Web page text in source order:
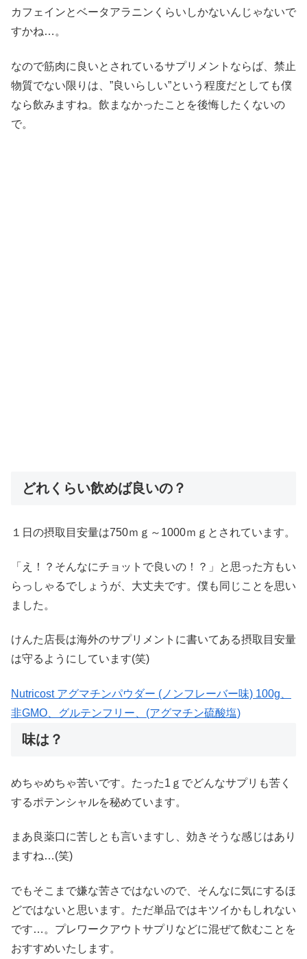
カフェインとベータアラニンくらいしかないんじゃないで
すかね…。
なので筋肉に良いとされているサプリメントならば、禁止
物質でない限りは、”良いらしい”という程度だとしても僕
なら飲みますね。飲まなかったことを後悔したくないの
で。
どれくらい飲めば良いの？
１日の摂取目安量は750ｍｇ～1000ｍｇとされています。
「え！？そんなにチョットで良いの！？」と思った方もい
らっしゃるでしょうが、大丈夫です。僕も同じことを思い
ました。
けんた店長は海外のサプリメントに書いてある摂取目安量
は守るようにしています(笑)
Nutricost アグマチンパウダー (ノンフレーバー味) 100g、
非GMO、グルテンフリー、(アグマチン硫酸塩)
味は？
めちゃめちゃ苦いです。たった1ｇでどんなサプリも苦く
するポテンシャルを秘めています。
まあ良薬口に苦しとも言いますし、効きそうな感じはあり
ますね…(笑)
でもそこまで嫌な苦さではないので、そんなに気にするほ
どではないと思います。ただ単品ではキツイかもしれない
です…。プレワークアウトサプリなどに混ぜて飲むことを
おすすめいたします。